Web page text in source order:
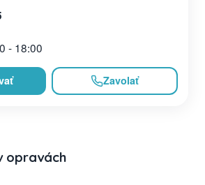
- 18:00
Zavolať
opravách